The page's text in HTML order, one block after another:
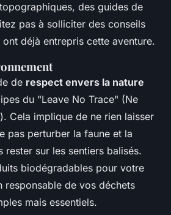
des guides de
pas à solliciter des conseils
déjà entrepris cette aventure.
de respect envers la nature
du "Leave No Trace" (Ne
Cela implique de ne rien laisser
pas perturber la faune et la
sur les sentiers balisés.
biodégradables pour votre
responsable de vos déchets
mais essentiels.